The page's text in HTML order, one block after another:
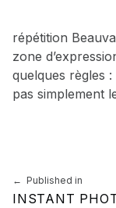
répétition
zone
quelques règles
pas simplement
Skip back to main navigation
Navigation de l’article
Published in
INSTANT